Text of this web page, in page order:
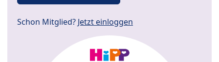
Schon Mitglied? Jetzt einloggen